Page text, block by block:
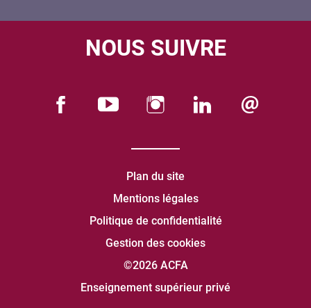
NOUS SUIVRE
Plan du site
Mentions légales
Politique de confidentialité
Gestion des cookies
©2026 ACFA
Enseignement supérieur privé